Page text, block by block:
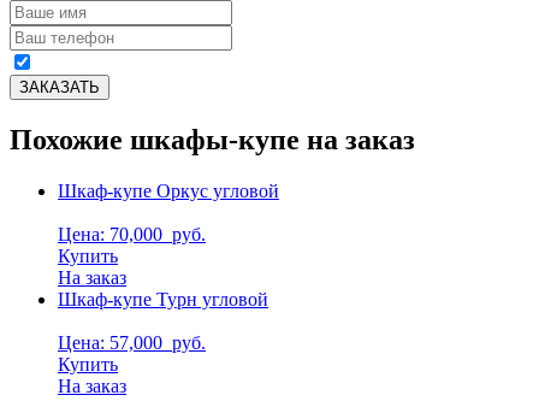
Похожие шкафы-купе на заказ
Шкаф-купе Оркус угловой
Цена: 70,000 руб.
Купить
На заказ
Шкаф-купе Турн угловой
Цена: 57,000 руб.
Купить
На заказ